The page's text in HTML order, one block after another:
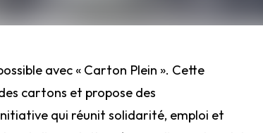
avec « Carton Plein ». Cette
cartons et propose des
qui réunit solidarité, emploi et